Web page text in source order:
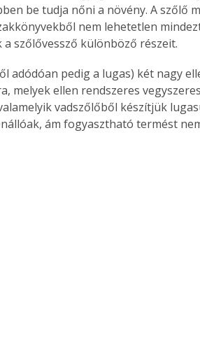
be tudja nőni a növény. A szőlő
nem lehetetlen
szőlővessző különböző részeit.
melyek ellen rendszeres
vadszőlőből készítjük
ám fogyasztható termést